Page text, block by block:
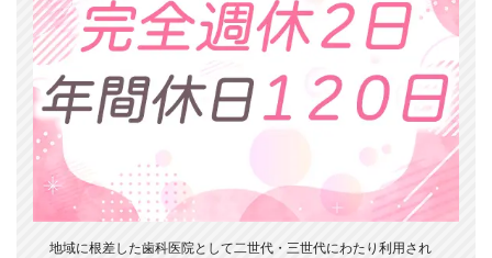
地域に根差した歯科医院として二世代・三世代にわたり利用され